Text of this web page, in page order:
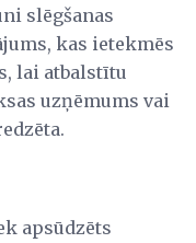
slēgšanas
kas ietekmēs
lai atbalstītu
uzņēmums vai
apsūdzēts